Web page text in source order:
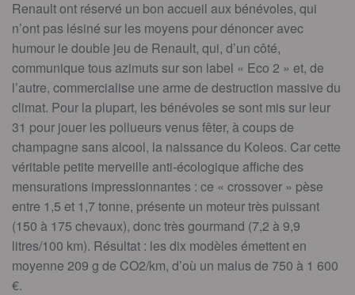
Renault ont réservé un bon accueil aux bénévoles, qui
n’ont pas lésiné sur les moyens pour dénoncer avec
humour le double jeu de Renault, qui, d’un côté,
communique tous azimuts sur son label « Eco 2 » et, de
l’autre, commercialise une arme de destruction massive du
climat. Pour la plupart, les bénévoles se sont mis sur leur
31 pour jouer les pollueurs venus fêter, à coups de
champagne sans alcool, la naissance du Koleos. Car cette
véritable petite merveille anti-écologique affiche des
mensurations impressionnantes : ce « crossover » pèse
entre 1,5 et 1,7 tonne, présente un moteur très puissant
(150 à 175 chevaux), donc très gourmand (7,2 à 9,9
litres/100 km). Résultat : les dix modèles émettent en
moyenne 209 g de CO2/km, d’où un malus de 750 à 1 600
€.